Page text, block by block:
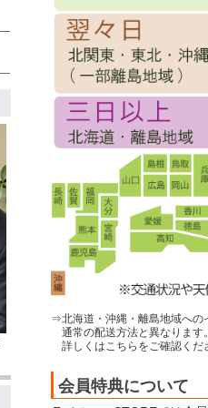
⇒北海道・沖縄・離島地域への
通常の配送方法と異なります
詳しくはこちらをご確認くだ
会員特典について